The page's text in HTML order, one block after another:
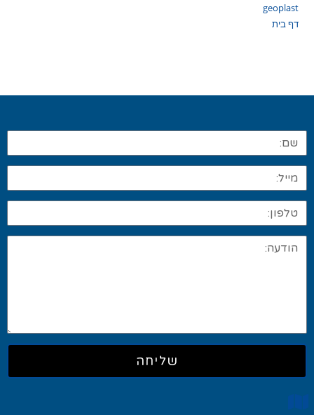
geoplast
דף בית
שליחה